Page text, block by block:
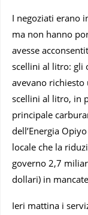
I negoziati erano
ma non hanno
avesse
scellini al litro: gli
avevano
scellini al litro, in
principale
dell’Energia
locale che la
governo 2,7
dollari) in
Ieri mattina i